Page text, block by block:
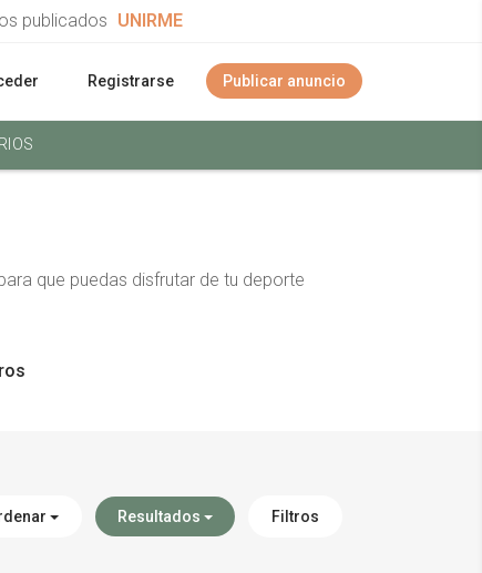
publicados UNIRME
Registrarse Publicar anuncio
que puedas disfrutar de tu deporte
Resultados Filtros